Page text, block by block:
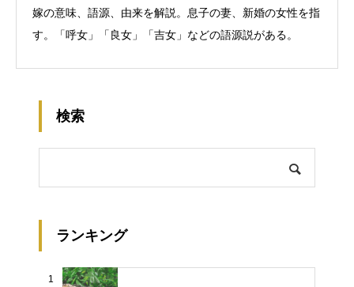
嫁の意味、語源、由来を解説。息子の妻、新婚の女性を指
す。「呼女」「良女」「吉女」などの語源説がある。
検索
ランキング
1